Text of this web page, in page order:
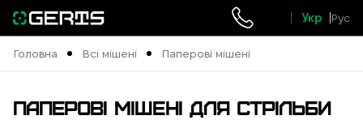
Укр Рус
Головна Всі мішені Паперові мішені
ПАПЕРОВІ МІШЕНІ ДЛЯ СТРІЛЬБИ
Ok